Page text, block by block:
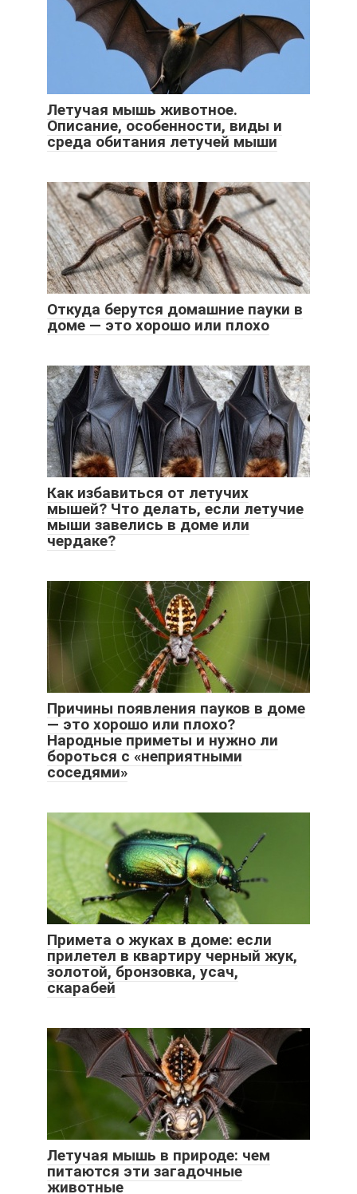
Летучая мышь животное.
Описание, особенности, виды и
среда обитания летучей мыши
Откуда берутся домашние пауки в
доме — это хорошо или плохо
Как избавиться от летучих
мышей? Что делать, если летучие
мыши завелись в доме или
чердаке?
Причины появления пауков в доме
— это хорошо или плохо?
Народные приметы и нужно ли
бороться с «неприятными
соседями»
Примета о жуках в доме: если
прилетел в квартиру черный жук,
золотой, бронзовка, усач,
скарабей
Летучая мышь в природе: чем
питаются эти загадочные
животные